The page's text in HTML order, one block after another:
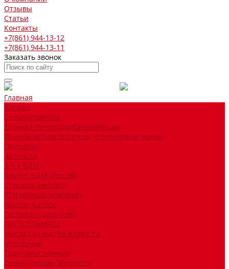
Отзывы
Статьи
Контакты
+7(861) 944-13-12
+7(861) 944-13-11
Заказать звонок
Главная
Каталог
Сельхозтехника
Техника почвообрабатывающая
Измельчители остатков, уплотнители почвы
Прицепы
Запчасти
З/ч к БДМ
Корпус БДМ (Россия)
Ступица (импорт)
РТИ (кольца,демпфер)
Амазон Катрос
Гаспардо (Gaspardo)
РОСТСЕЛЬМАШ
Масла,смазки,тех.жидкости
Моторные
Трансмиссионные
Охлаждающие жидкости